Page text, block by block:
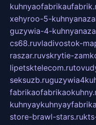
xehyroo-5-
guzywia-4-
cs68.ruvladivostok-
raszar.ruvskrytie-
lipetsktelecom.ru
seksuzb.ru
store-brawl-stars.ru